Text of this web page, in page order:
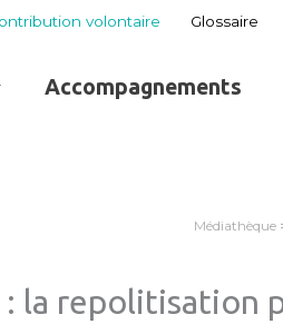
volontaire Glossaire
Accompagnements
Médiathèque
la repolitisation